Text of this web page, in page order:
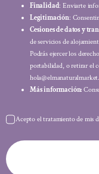
Finalidad: Enviarte
Legitimación:
Cesiones de datos y
de servicios de
Podrás ejercer los
portabilidad, o retirar el
Más información:
Acepto el tratamiento de mis